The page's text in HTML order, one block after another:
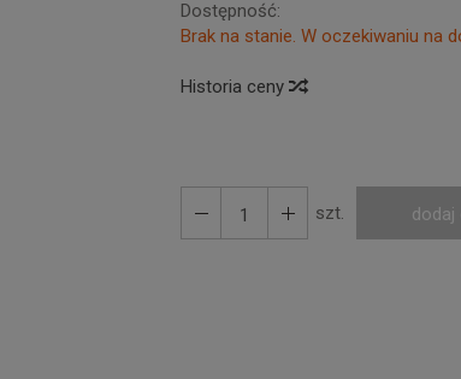
Dostępność:
Brak na stanie. W oczekiwaniu na
Historia ceny
szt. dodaj